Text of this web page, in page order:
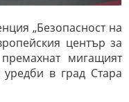
„Безопасност на
център за
мигащият
в град Стара